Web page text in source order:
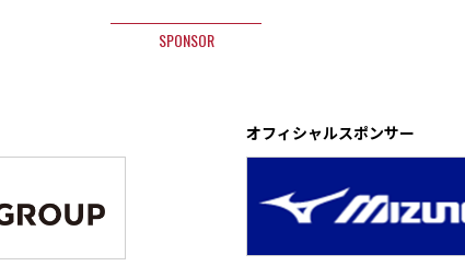
SPONSOR
オフィシャルスポンサー